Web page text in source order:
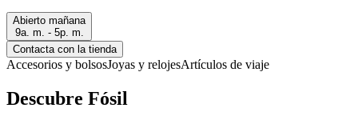
Abierto mañana
9a. m. - 5p. m.
Contacta con la tienda
Accesorios y bolsosJoyas y relojesArtículos de viaje
Descubre Fósil